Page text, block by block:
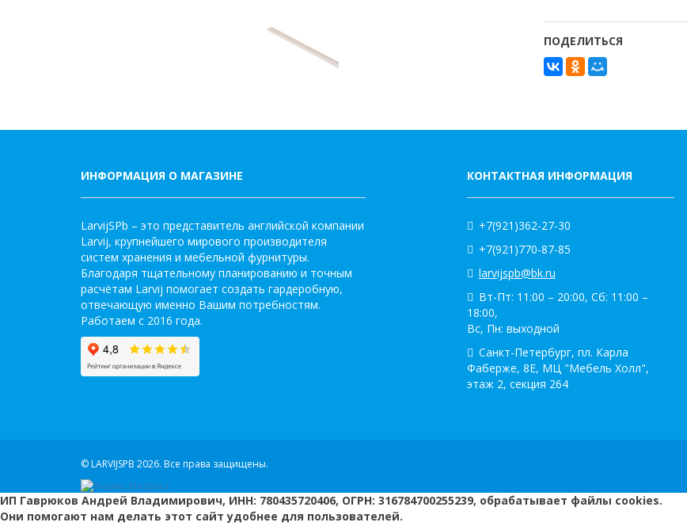
ПОДЕЛИТЬСЯ
ИНФОРМАЦИЯ О МАГАЗИНЕ
LarvijSPb – это представитель английской компании
Larvij, крупнейшего мирового производителя
систем хранения и мебельной фурнитуры.
Благодаря тщательному планированию и точным
расчётам Larvij помогает создать гардеробную,
отвечающую именно Вашим потребностям.
Работаем с 2016 года.
КОНТАКТНАЯ ИНФОРМАЦИЯ
+7(921)362-27-30
+7(921)770-87-85
larvijspb@bk.ru
Вт-Пт: 11:00 – 20:00, Сб: 11:00 –
18:00,
Вс, Пн: выходной
Санкт-Петербург, пл. Карла
Фаберже, 8Е, МЦ "Мебель Холл",
этаж 2, секция 264
© LARVIJSPB 2026. Все права защищены.
ИП Гаврюков Андрей Владимирович, ИНН: 780435720406, ОГРН: 316784700255239, обрабатывает файлы cookies.
Они помогают нам делать этот сайт удобнее для пользователей.